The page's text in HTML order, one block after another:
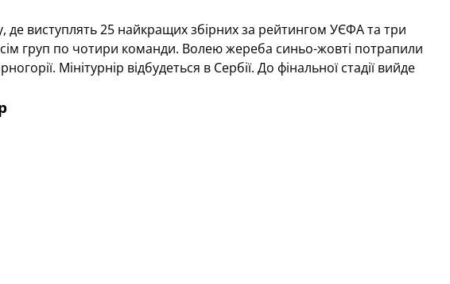
де виступлять 25 найкращих збірних за рейтингом УЄФА та три
груп по чотири команди. Волею жереба синьо-жовті потрапили
Мінітурнір відбудеться в Сербії. До фінальної стадії вийде